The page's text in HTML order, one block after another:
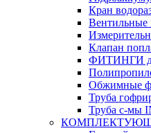
Кран
Вентильные
Клапан
ФИТИНГИ
Обжимные
Труба
Труба с-мы